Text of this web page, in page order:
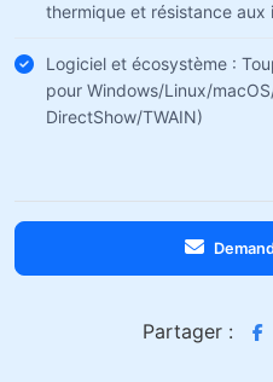
thermique et résistance aux
Logiciel et écosystème :
pour Windows/Linux/
DirectShow/TWAIN)
Partager :